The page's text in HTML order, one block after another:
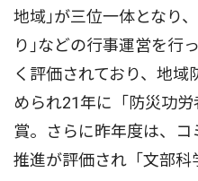
地域｣が三位一体となり
り｣などの行事運営を行
く評価されており、地
められ21年に「防災功
賞。さらに昨年度は、
推進が評価され「文部科